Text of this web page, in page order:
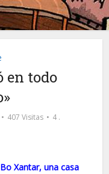
en todo
407 Visitas 4 .
Xantar, una casa